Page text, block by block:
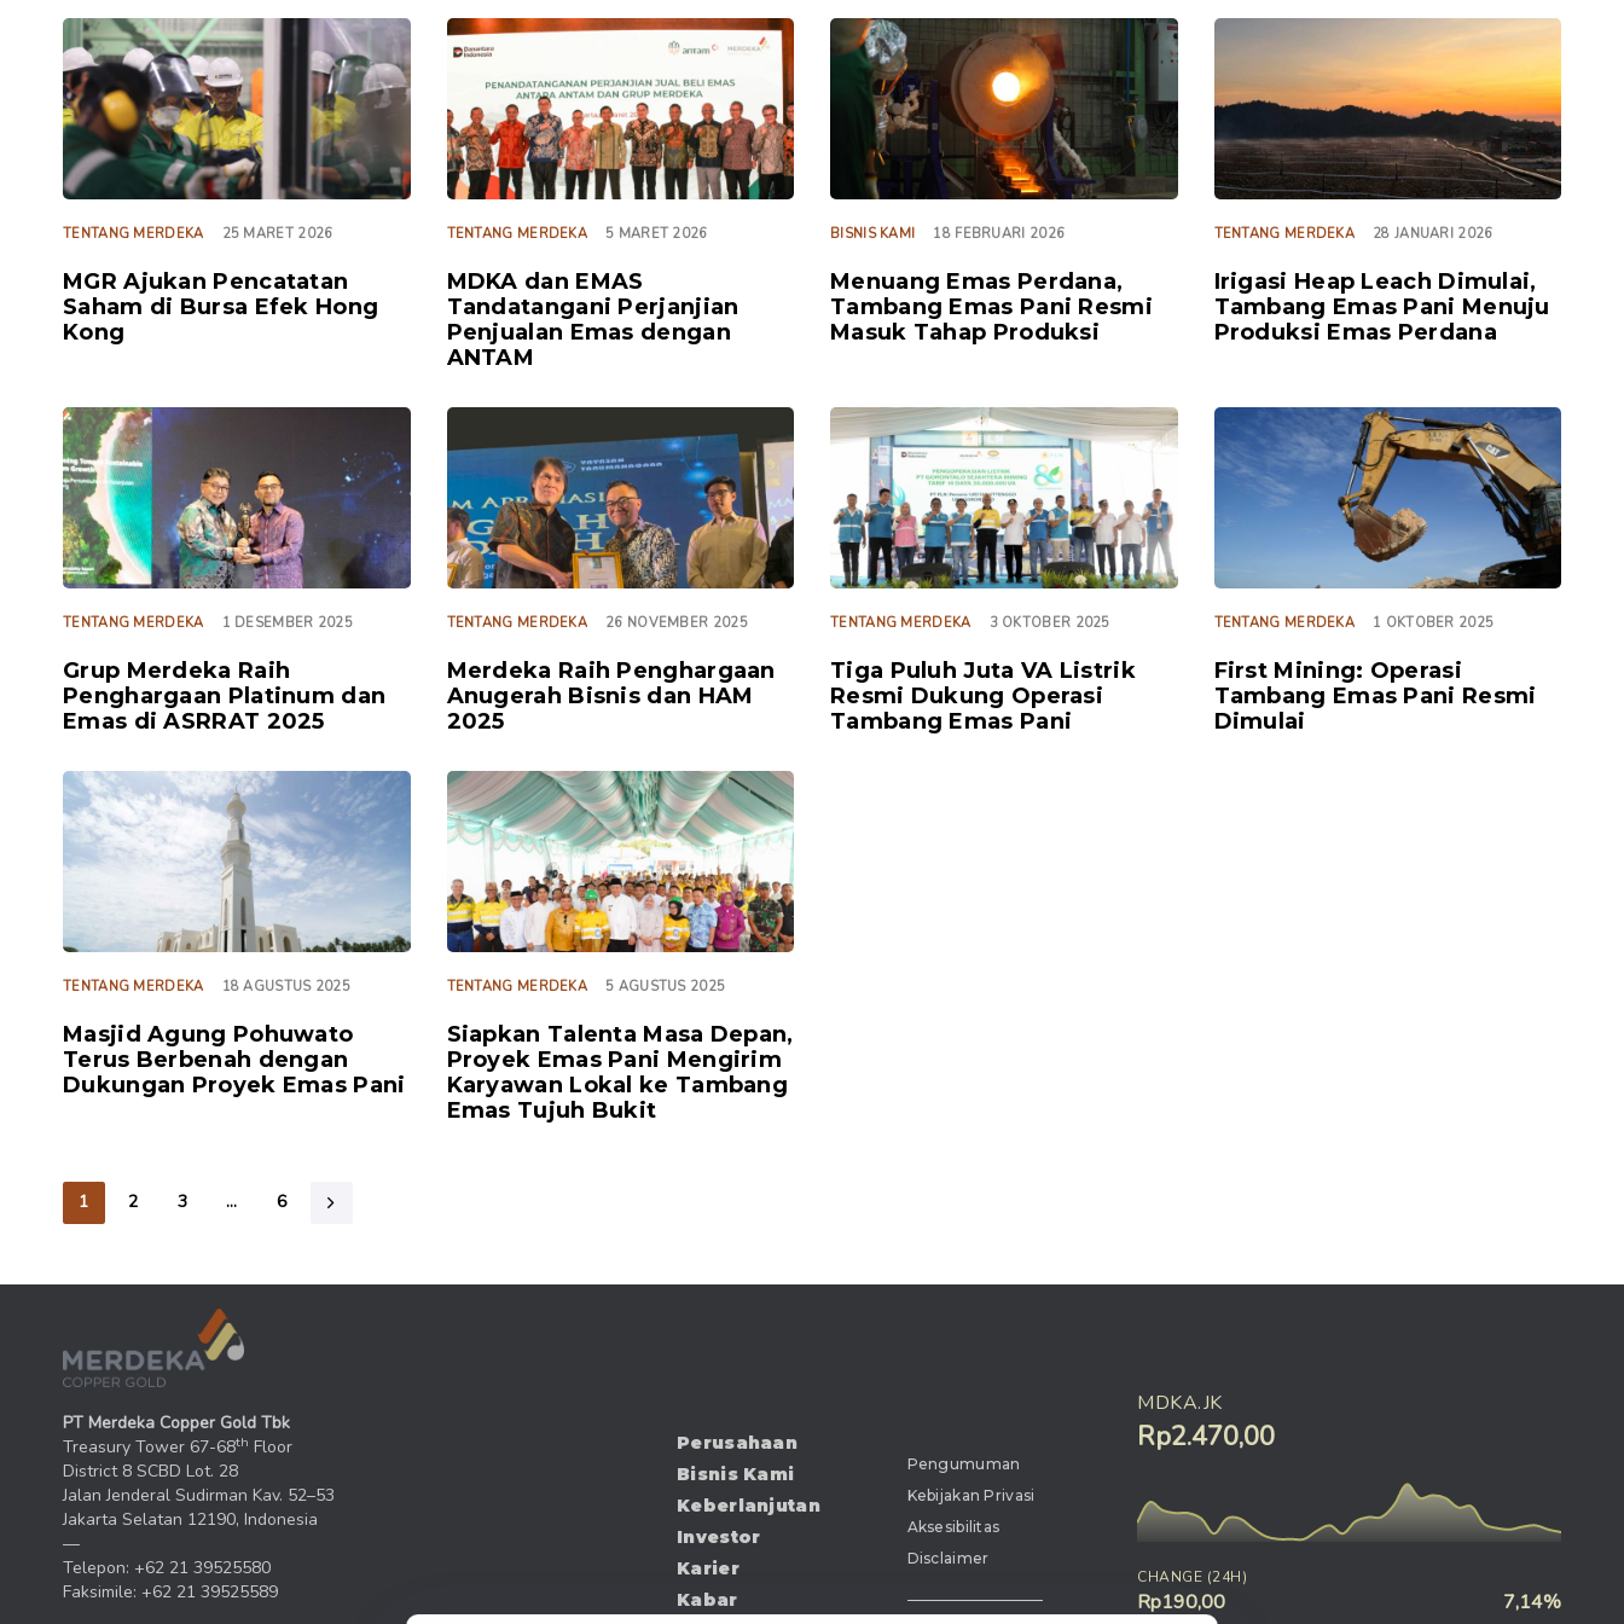
TAGS
TENTANG MERDEKA 25 MARET 2026
MGR Ajukan Pencatatan
Saham di Bursa Efek Hong
Kong
TAGS
TENTANG MERDEKA 5 MARET 2026
MDKA dan EMAS
Tandatangani Perjanjian
Penjualan Emas dengan
ANTAM
TAGS
BISNIS KAMI 18 FEBRUARI 2026
Menuang Emas Perdana,
Tambang Emas Pani Resmi
Masuk Tahap Produksi
TENTANG MERDEKA 28 JANUARI 2026
Irigasi Heap Leach Dimulai,
Tambang Emas Pani Menuju
Produksi Emas Perdana
TAGS
TENTANG MERDEKA 1 DESEMBER 2025
Grup Merdeka Raih
Penghargaan Platinum dan
Emas di ASRRAT 2025
TENTANG MERDEKA 26 NOVEMBER 2025
Merdeka Raih Penghargaan
Anugerah Bisnis dan HAM
2025
TAGS
TENTANG MERDEKA 3 OKTOBER 2025
Tiga Puluh Juta VA Listrik
Resmi Dukung Operasi
Tambang Emas Pani
TENTANG MERDEKA 1 OKTOBER 2025
First Mining: Operasi
Tambang Emas Pani Resmi
Dimulai
TAGS
TENTANG MERDEKA 18 AGUSTUS 2025
Masjid Agung Pohuwato
Terus Berbenah dengan
Dukungan Proyek Emas Pani
TAGS
TENTANG MERDEKA 5 AGUSTUS 2025
Siapkan Talenta Masa Depan,
Proyek Emas Pani Mengirim
Karyawan Lokal ke Tambang
Emas Tujuh Bukit
1 2 3 … 6
PT Merdeka Copper Gold Tbk
Treasury Tower 67-68th Floor
District 8 SCBD Lot. 28
Jalan Jenderal Sudirman Kav. 52–53
Jakarta Selatan 12190, Indonesia
—
Telepon: +62 21 39525580
Faksimile: +62 21 39525589
Perusahaan
Bisnis Kami
Keberlanjutan
Investor
Karier
Kabar
Pengumuman
Kebijakan Privasi
Aksesibilitas
Disclaimer
MDKA.JK
Rp2.470,00
CHANGE (24H)
Rp190,00 7,14%